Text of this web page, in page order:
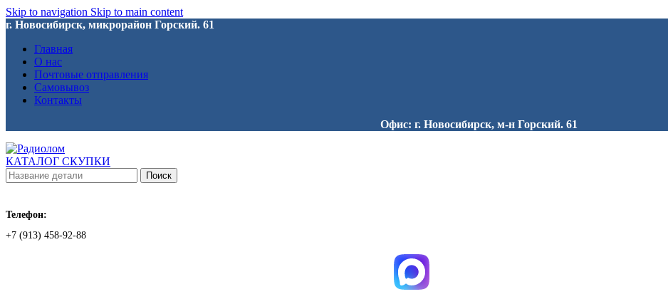
Skip to navigation Skip to main content
г. Новосибирск, микрорайон Горский. 61
Главная
О нас
Почтовые отправления
Самовывоз
Контакты
Офис: г. Новосибирск, м-н Горский. 61
КАТАЛОГ СКУПКИ
Поиск
Телефон:
+7 (913) 458-92-88